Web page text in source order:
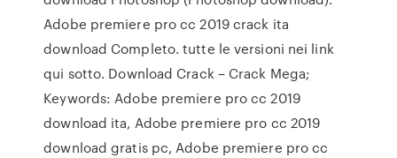
Adobe premiere pro cc 2019 crack ita
download Completo. tutte le versioni nei link
qui sotto. Download Crack – Crack Mega;
Keywords: Adobe premiere pro cc 2019
download ita, Adobe premiere pro cc 2019
download gratis pc, Adobe premiere pro cc